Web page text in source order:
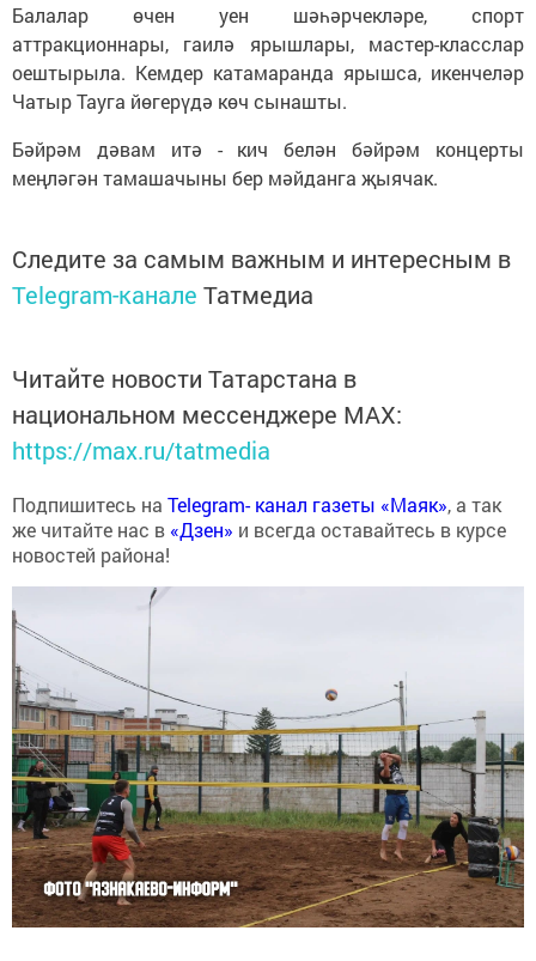
Балалар өчен уен шәһәрчекләре, спорт
аттракционнары, гаилә ярышлары, мастер-класслар
оештырыла. Кемдер катамаранда ярышса, икенчеләр
Чатыр Тауга йөгерүдә көч сынашты.
Бәйрәм дәвам итә - кич белән бәйрәм концерты
меңләгән тамашачыны бер мәйданга җыячак.
Следите за самым важным и интересным в
Telegram-канале Татмедиа
Читайте новости Татарстана в
национальном мессенджере MАХ:
https://max.ru/tatmedia
Подпишитесь на Telegram- канал газеты «Маяк», а так
же читайте нас в «Дзен» и всегда оставайтесь в курсе
новостей района!